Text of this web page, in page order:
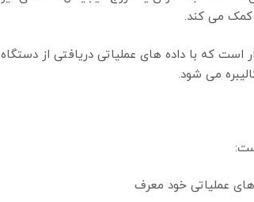
کمک می کند.
که با داده های عملیاتی دریافتی از دستگاه
می شود.
عملیاتی خود معرف